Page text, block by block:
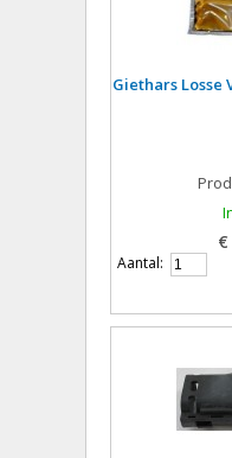
Giethars Losse
€
Aantal: